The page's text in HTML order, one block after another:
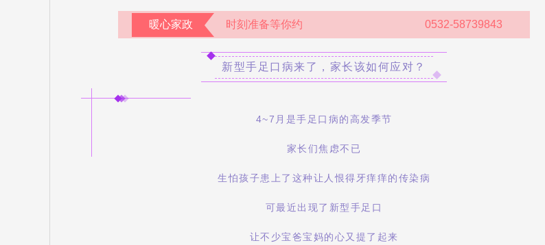
暖心家政 时刻准备等你约 0532-58739843
新型手足口病来了，家长该如何应对？
4~7月是手足口病的高发季节
家长们焦虑不已
生怕孩子患上了这种让人恨得牙痒痒的传染病
可最近出现了新型手足口
让不少宝爸宝妈的心又提了起来